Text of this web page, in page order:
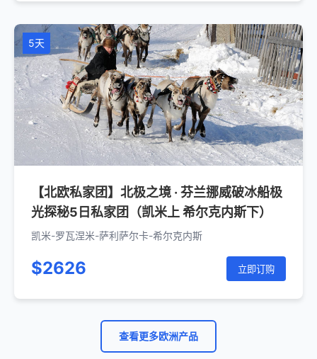
5天
【北欧私家团】北极之境 · 芬兰挪威破冰船极
光探秘5日私家团（凯米上 希尔克内斯下）
凯米-罗瓦涅米-萨利萨尔卡-希尔克内斯
$2626 立即订购
查看更多欧洲产品